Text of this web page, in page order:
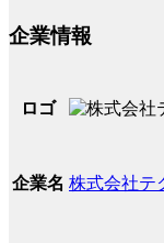
企業情報
ロゴ
企業名 株式会社テ